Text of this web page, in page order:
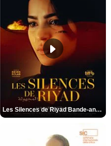
Les Silences de Riyad Bande-annonce VO STFR